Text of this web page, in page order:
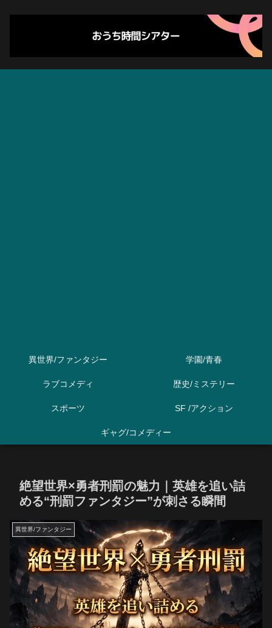
異世界/ファンタジー 学園/青春
ラブコメディ 歴史/ミステリー
スポーツ SF /アクション
ギャグ/コメディー
絶望世界×勇者刑罰の魅力｜英雄を追い詰
める“刑罰ファンタジー”が刺さる瞬間
異世界/ファンタジー